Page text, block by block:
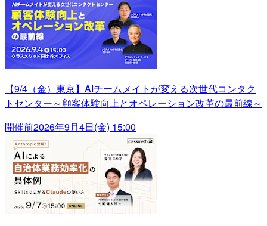
【9/4（金）東京】AIチームメイトが変える次世代コンタク
トセンター～顧客体験向上とオペレーション改革の最前線～
開催前2026年9月4日(金) 15:00